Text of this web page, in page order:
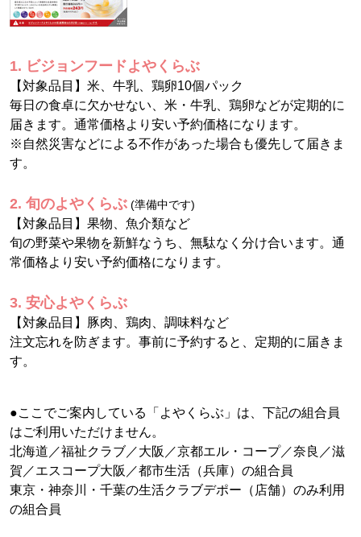
1. ビジョンフードよやくらぶ
【対象品目】米、牛乳、鶏卵10個パック
毎日の食卓に欠かせない、米・牛乳、鶏卵などが定期的に
届きます。通常価格より安い予約価格になります。
※自然災害などによる不作があった場合も優先して届きま
す。
2. 旬のよやくらぶ (準備中です)
【対象品目】果物、魚介類など
旬の野菜や果物を新鮮なうち、無駄なく分け合います。通
常価格より安い予約価格になります。
3. 安心よやくらぶ
【対象品目】豚肉、鶏肉、調味料など
注文忘れを防ぎます。事前に予約すると、定期的に届きま
す。
●ここでご案内している「よやくらぶ」は、下記の組合員
はご利用いただけません。
北海道／福祉クラブ／大阪／京都エル・コープ／奈良／滋
賀／エスコープ大阪／都市生活（兵庫）の組合員
東京・神奈川・千葉の生活クラブデポー（店舗）のみ利用
の組合員